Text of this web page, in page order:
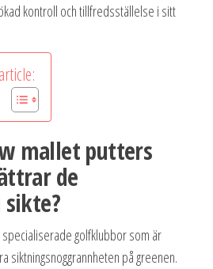
kontroll och tillfredsställelse i sitt
mallet putters
de
sikte?
golfklubbor som är
siktningsnoggrannheten på greenen.